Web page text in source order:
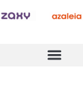
by
latest